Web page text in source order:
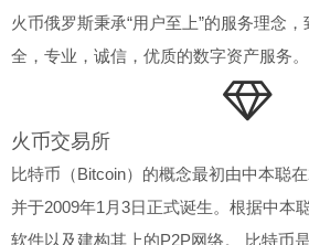
火币俄罗斯秉承“用户至上”的服务理念
全，专业，诚信，优质的数字资产服务。
火币交易所
比特币（Bitcoin）的概念最初由中本聪
并于2009年1月3日正式诞生。根据中本
软件以及建构其上的P2P网络。 比特币